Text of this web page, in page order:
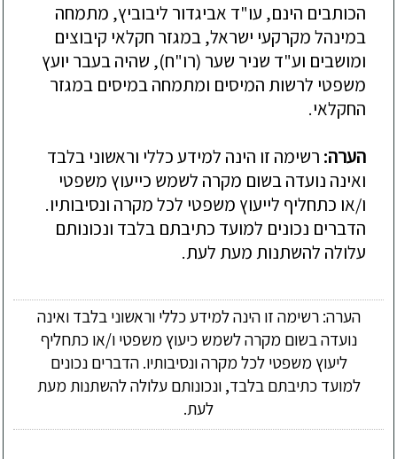
הכותבים הינם, עו"ד אביגדור ליבוביץ, מתמחה
במינהל מקרקעי ישראל, במגזר חקלאי קיבוצים
ומושבים וע"ד שניר שער (רו"ח), שהיה בעבר יועץ
משפטי לרשות המיסים ומתמחה במיסים במגזר
החקלאי.
הערה: רשימה זו הינה למידע כללי וראשוני בלבד
ואינה נועדה בשום מקרה לשמש כייעוץ משפטי
ו/או כתחליף לייעוץ משפטי לכל מקרה ונסיבותיו.
הדברים נכונים למועד כתיבתם בלבד ונכונותם
עלולה להשתנות מעת לעת.
הערה: רשימה זו הינה למידע כללי וראשוני בלבד ואינה
נועדה בשום מקרה לשמש כיעוץ משפטי ו/או כתחליף
ליעוץ משפטי לכל מקרה ונסיבותיו. הדברים נכונים
למועד כתיבתם בלבד, ונכונותם עלולה להשתנות מעת
לעת.